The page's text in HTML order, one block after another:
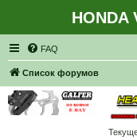
HONDA
FAQ
Список форумов